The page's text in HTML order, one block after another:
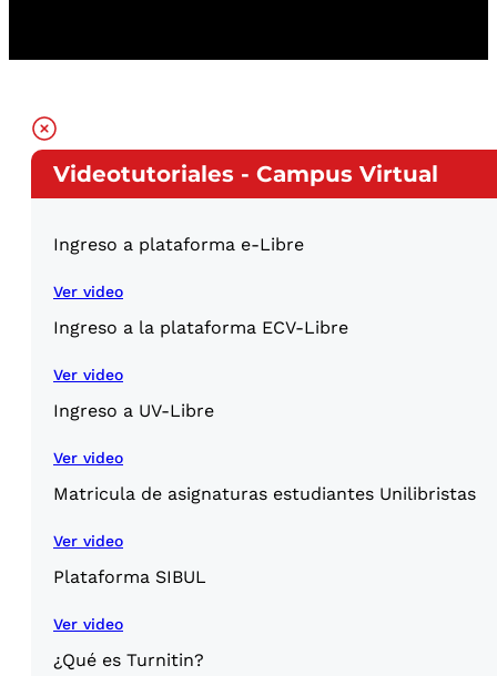
Videotutoriales - Campus Virtual
Ingreso a plataforma e-Libre
Ver video
Ingreso a la plataforma ECV-Libre
Ver video
Ingreso a UV-Libre
Ver video
Matricula de asignaturas estudiantes Unilibristas
Ver video
Plataforma SIBUL
Ver video
¿Qué es Turnitin?